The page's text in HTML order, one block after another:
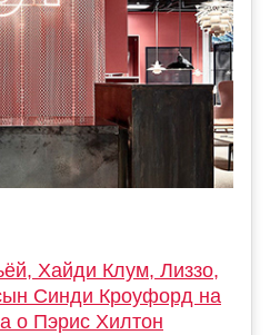
Хайди Клум, Лиззо,
Синди Кроуфорд на
о Пэрис Хилтон